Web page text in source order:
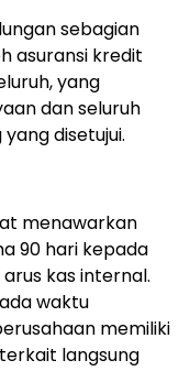
sebagian
asuransi kredit
yang
dan seluruh
disetujui.
menawarkan
90 hari kepada
kas internal.
waktu
memiliki
langsung